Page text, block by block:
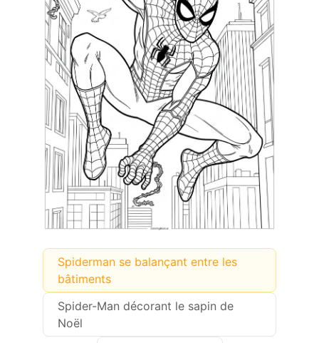
Spiderman se balançant entre les
bâtiments
Spider-Man décorant le sapin de
Noël